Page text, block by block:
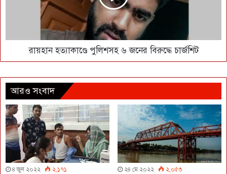
রায়হান হত্যাকাণ্ডে পুলিশসহ ৬ জনের বিরুদ্ধে চার্জশিট
আরও সংবাদ
৪ জুন ২০২২ ২,১৭১ ২৪ মে ২০২২ ২,০৫৩